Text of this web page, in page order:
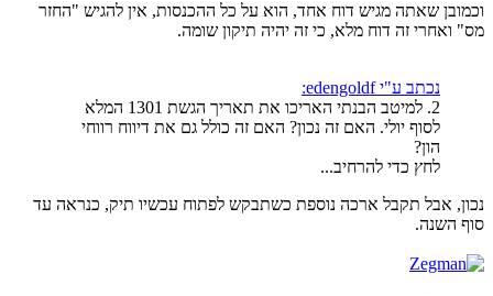
וכמובן שאתה מגיש דוח אחד, הוא על כל ההכנסות, אין להגיש "החזר
מס" ואחרי זה דוח מלא, כי זה יהיה תיקון שומה.
נכתב ע"י edengoldf:
2. למיטב הבנתי האריכו את תאריך הגשת 1301 המלא
לסוף יולי. האם זה נכון? האם זה כולל גם את דיווח רווחי
הון?
לחץ כדי להרחיב...
נכון, אבל תקבל ארכה נוספת כשתבקש לפתוח עכשיו תיק, כנראה עד
סוף השנה.